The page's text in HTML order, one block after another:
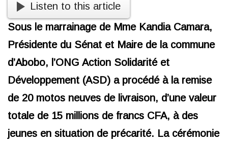
Listen to this article
Sous le marrainage de Mme Kandia Camara,
Présidente du Sénat et Maire de la commune
d’Abobo, l’ONG Action Solidarité et
Développement (ASD) a procédé à la remise
de 20 motos neuves de livraison, d’une valeur
totale de 15 millions de francs CFA, à des
jeunes en situation de précarité. La cérémonie